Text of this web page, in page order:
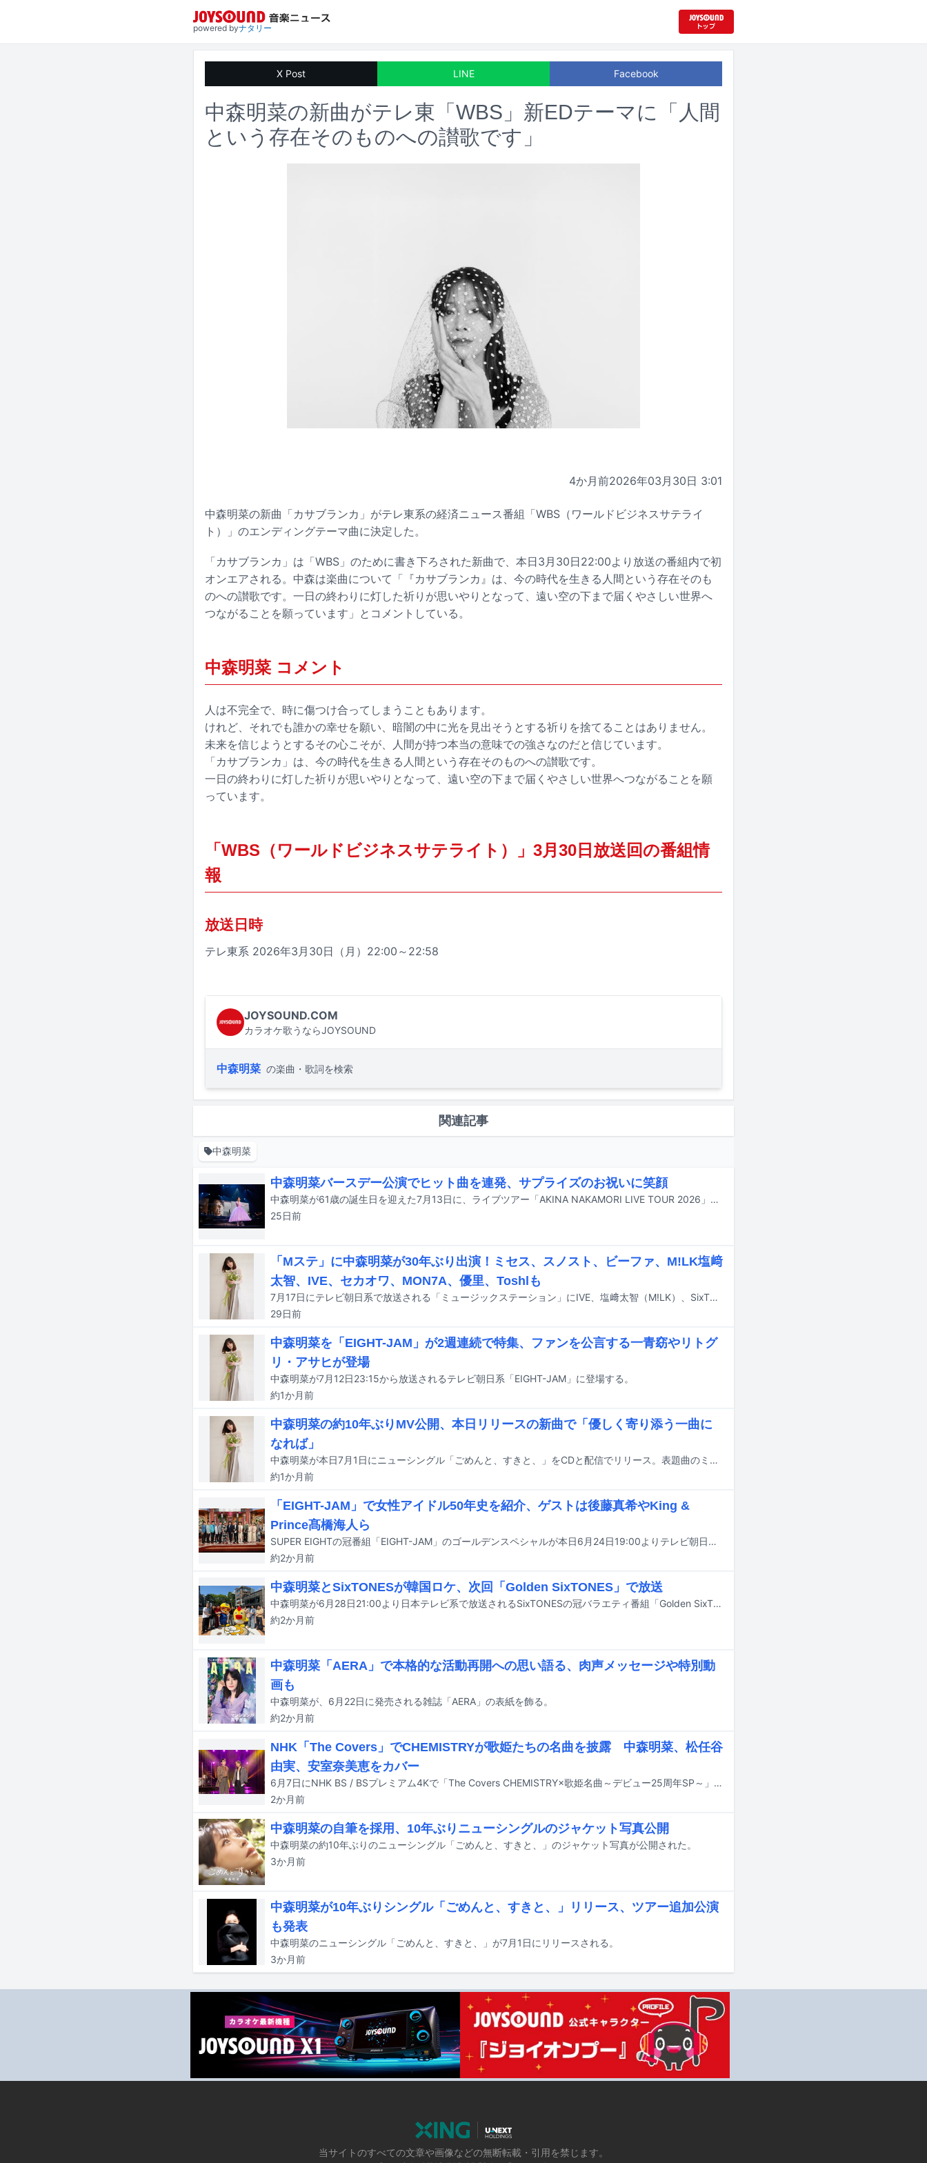
powered byナタリー
X Post LINE Facebook
中森明菜の新曲がテレ東「WBS」新EDテーマに「人間
という存在そのものへの讃歌です」
4か月前2026年03月30日 3:01
中森明菜の新曲「カサブランカ」がテレ東系の経済ニュース番組「WBS（ワールドビジネスサテライ
ト）」のエンディングテーマ曲に決定した。
「カサブランカ」は「WBS」のために書き下ろされた新曲で、本日3月30日22:00より放送の番組内で初
オンエアされる。中森は楽曲について「『カサブランカ』は、今の時代を生きる人間という存在そのも
のへの讃歌です。一日の終わりに灯した祈りが思いやりとなって、遠い空の下まで届くやさしい世界へ
つながることを願っています」とコメントしている。
中森明菜 コメント
人は不完全で、時に傷つけ合ってしまうこともあります。
けれど、それでも誰かの幸せを願い、暗闇の中に光を見出そうとする祈りを捨てることはありません。
未来を信じようとするその心こそが、人間が持つ本当の意味での強さなのだと信じています。
「カサブランカ」は、今の時代を生きる人間という存在そのものへの讃歌です。
一日の終わりに灯した祈りが思いやりとなって、遠い空の下まで届くやさしい世界へつながることを願
っています。
「WBS（ワールドビジネスサテライト）」3月30日放送回の番組情
報
放送日時
テレ東系 2026年3月30日（月）22:00～22:58
JOYSOUND.COM
カラオケ歌うならJOYSOUND
中森明菜 の楽曲・歌詞を検索
関連記事
中森明菜
中森明菜バースデー公演でヒット曲を連発、サプライズのお祝いに笑顔
中森明菜が61歳の誕生日を迎えた7月13日に、ライブツアー「AKINA NAKAMORI LIVE TOUR 2026」の東京・東京国際フォーラム ホールA公演2DAYSの初日を開催。全24曲を5パターンの衣装で届けた、大きな盛り上がりを見せた。
25日前
「Mステ」に中森明菜が30年ぶり出演！ミセス、スノスト、ビーファ、M!LK塩﨑
太智、IVE、セカオワ、MON7A、優里、Toshlも
7月17日にテレビ朝日系で放送される「ミュージックステーション」にIVE、塩﨑太智（M!LK）、SixTONES、Snow Man、SEKAI NO OWARI、Toshl、中森明菜、BE:FIRST、Mrs. GREEN APPLE、MON7A、優里が出演する。
29日前
中森明菜を「EIGHT-JAM」が2週連続で特集、ファンを公言する一青窈やリトグ
リ・アサヒが登場
中森明菜が7月12日23:15から放送されるテレビ朝日系「EIGHT-JAM」に登場する。
約1か月前
中森明菜の約10年ぶりMV公開、本日リリースの新曲で「優しく寄り添う一曲に
なれば」
中森明菜が本日7月1日にニューシングル「ごめんと、すきと、」をCDと配信でリリース。表題曲のミュージックビデオがYouTubeで公開された。
約1か月前
「EIGHT-JAM」で女性アイドル50年史を紹介、ゲストは後藤真希やKing &
Prince髙橋海人ら
SUPER EIGHTの冠番組「EIGHT-JAM」のゴールデンスペシャルが本日6月24日19:00よりテレビ朝日系で放送される。
約2か月前
中森明菜とSixTONESが韓国ロケ、次回「Golden SixTONES」で放送
中森明菜が6月28日21:00より日本テレビ系で放送されるSixTONESの冠バラエティ番組「Golden SixTONES」にゲスト出演する。
約2か月前
中森明菜「AERA」で本格的な活動再開への思い語る、肉声メッセージや特別動
画も
中森明菜が、6月22日に発売される雑誌「AERA」の表紙を飾る。
約2か月前
NHK「The Covers」でCHEMISTRYが歌姫たちの名曲を披露 中森明菜、松任谷
由実、安室奈美恵をカバー
6月7日にNHK BS / BSプレミアム4Kで「The Covers CHEMISTRY×歌姫名曲～デビュー25周年SP～」が放送される。
2か月前
中森明菜の自筆を採用、10年ぶりニューシングルのジャケット写真公開
中森明菜の約10年ぶりのニューシングル「ごめんと、すきと、」のジャケット写真が公開された。
3か月前
中森明菜が10年ぶりシングル「ごめんと、すきと、」リリース、ツアー追加公演
も発表
中森明菜のニューシングル「ごめんと、すきと、」が7月1日にリリースされる。
3か月前
当サイトのすべての文章や画像などの無断転載・引用を禁じます。